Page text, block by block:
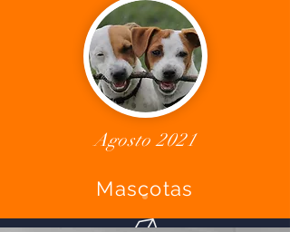
Agosto 2021
Mascotas